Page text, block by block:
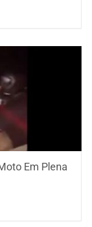
Em Plena